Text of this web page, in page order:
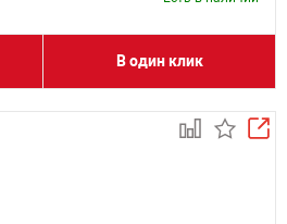
В один клик